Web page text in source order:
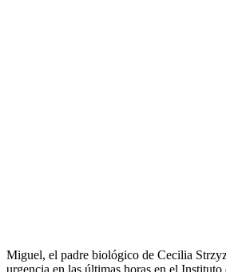
Miguel, el padre biológico de Cecilia